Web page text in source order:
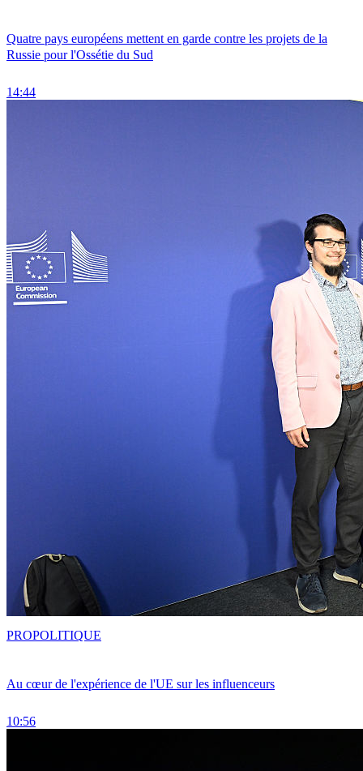
Quatre pays européens mettent en garde contre les projets de la
Russie pour l'Ossétie du Sud
14:44
Au cœur de l'expérience de l'UE sur les influenceurs
10:56
PROPOLITIQUE